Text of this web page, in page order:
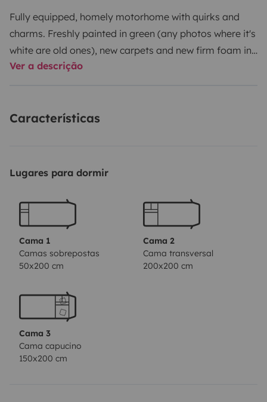
Fully equipped, homely motorhome with quirks and
charms. Freshly painted in green (any photos where it's
white are old ones), new carpets and new firm foam in
beds/sofa. Personable and functionable home for a
going couple looking to go back to basics and
eachother and not too big to manoeuvre 3-point turns,
simply has all you need and more for an amazing trip
Ver a descrição
Características
Lugares para dormir
Cama 1
Camas sobrepostas
50x200 cm
Cama 2
Cama transversal
200x200 cm
Cama 3
Cama capucino
150x200 cm